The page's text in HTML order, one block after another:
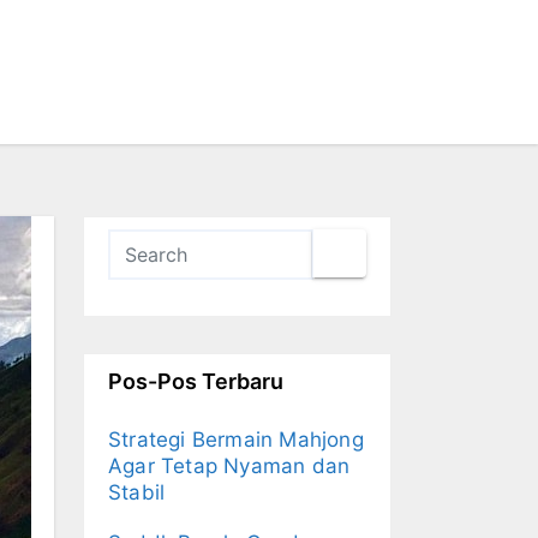
Pos-Pos Terbaru
Strategi Bermain Mahjong
Agar Tetap Nyaman dan
Stabil